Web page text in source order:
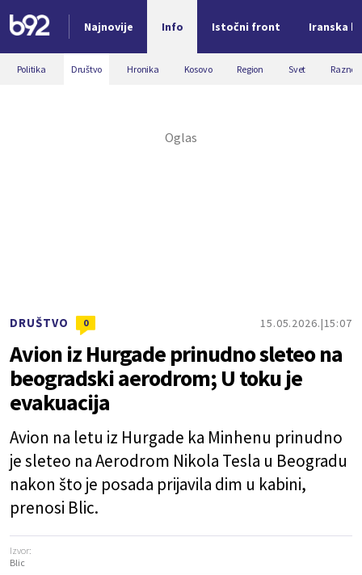
Najnovije Info Istočni front Iranska
Nova vest
Politika Društvo Hronika Kosovo Region Svet Razno
DRUŠTVO 0 15.05.2026. 15:07
Avion iz Hurgade prinudno sleteo na
beogradski aerodrom; U toku je
evakuacija
Avion na letu iz Hurgade ka Minhenu prinudno
je sleteo na Aerodrom Nikola Tesla u Beogradu
nakon što je posada prijavila dim u kabini,
prenosi Blic.
Izvor:
Blic